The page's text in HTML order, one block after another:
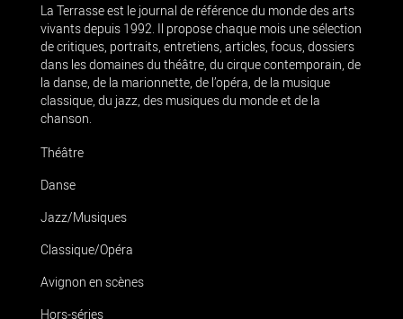
La Terrasse est le journal de référence du monde des arts
vivants depuis 1992. Il propose chaque mois une sélection
de critiques, portraits, entretiens, articles, focus, dossiers
dans les domaines du théâtre, du cirque contemporain, de
la danse, de la marionnette, de l’opéra, de la musique
classique, du jazz, des musiques du monde et de la
chanson.
Théâtre
Danse
Jazz/Musiques
Classique/Opéra
Avignon en scènes
Hors-séries